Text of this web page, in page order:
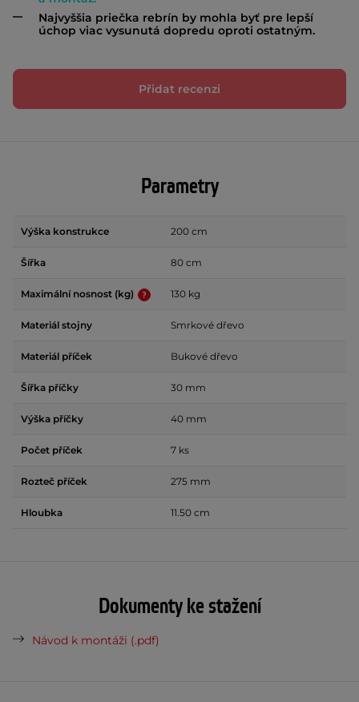
Najvyššia priečka rebrín by mohla byť pre lepší
úchop viac vysunutá dopredu oproti ostatným.
Přidat recenzi
Parametry
Výška konstrukce 200 cm
Šířka 80 cm
Maximální nosnost (kg) 130 kg
Materiál stojny Smrkové dřevo
Materiál příček Bukové dřevo
Šířka příčky 30 mm
Výška příčky 40 mm
Počet příček 7 ks
Rozteč příček 275 mm
Hloubka 11.50 cm
Dokumenty ke stažení
Návod k montáži (.pdf)